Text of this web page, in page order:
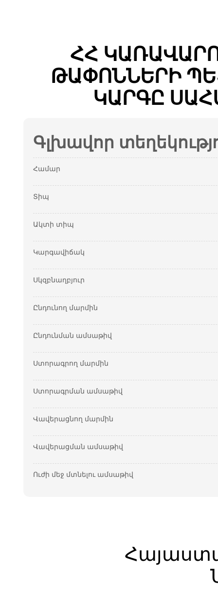
ՀՀ
ԹԱՓՈՆՆԵՐԻ
ԿԱՐԳԸ
Գլխավոր
Համար
Տիպ
Ակտի տիպ
Կարգավիճակ
Սկզբնաղբյուր
Ընդունող մարմին
Ընդունման ամսաթիվ
Ստորագրող մարմին
Ստորագրման ամսաթիվ
Վավերացնող մարմին
Վավերացման ամսաթիվ
Ուժի մեջ մտնելու ամսաթիվ